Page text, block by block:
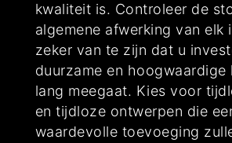
kwaliteit is. Controleer de
algemene afwerking van elk
zeker van te zijn dat u
duurzame en hoogwaardige
lang meegaat. Kies voor
en tijdloze ontwerpen die
waardevolle toevoeging